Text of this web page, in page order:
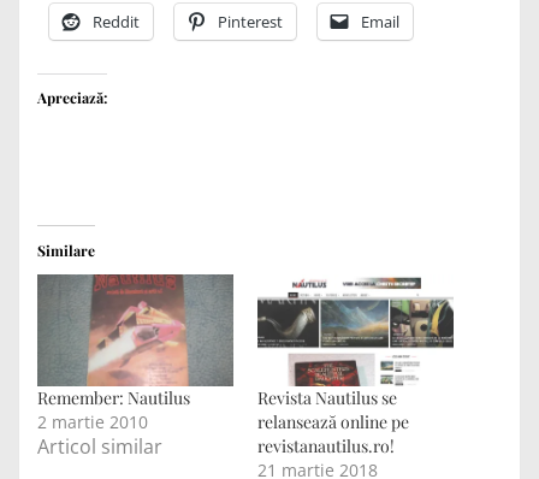
Reddit Pinterest Email
Apreciază:
Similare
Remember: Nautilus
2 martie 2010
Articol similar
Revista Nautilus se
relansează online pe
revistanautilus.ro!
21 martie 2018